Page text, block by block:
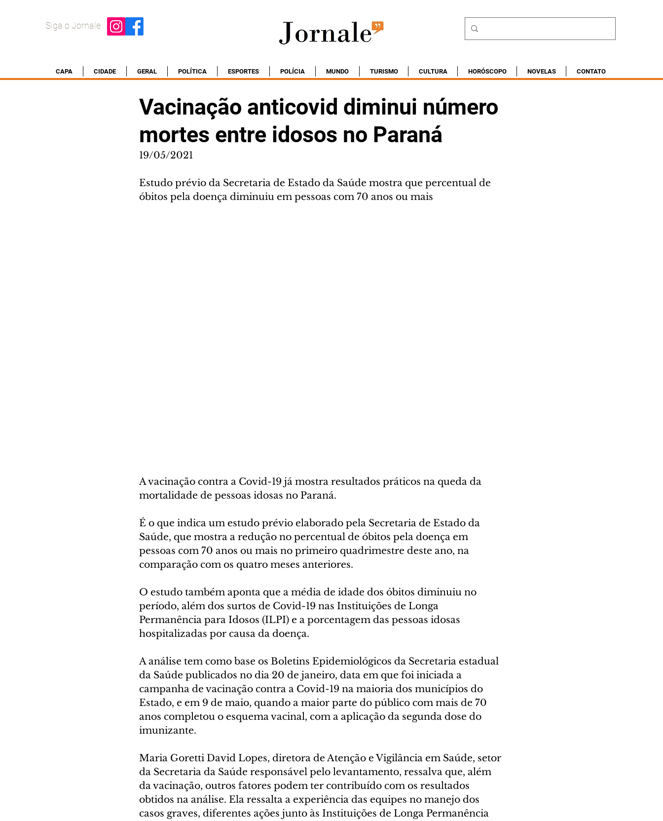
Siga o Jornale
CAPA CIDADE GERAL POLÍTICA ESPORTES POLÍCIA MUNDO TURISMO CULTURA HORÓSCOPO NOVELAS CONTATO
Vacinação anticovid diminui número
mortes entre idosos no Paraná
19/05/2021
Estudo prévio da Secretaria de Estado da Saúde mostra que percentual de
óbitos pela doença diminuiu em pessoas com 70 anos ou mais
A vacinação contra a Covid-19 já mostra resultados práticos na queda da
mortalidade de pessoas idosas no Paraná.
É o que indica um estudo prévio elaborado pela Secretaria de Estado da
Saúde, que mostra a redução no percentual de óbitos pela doença em
pessoas com 70 anos ou mais no primeiro quadrimestre deste ano, na
comparação com os quatro meses anteriores.
O estudo também aponta que a média de idade dos óbitos diminuiu no
período, além dos surtos de Covid-19 nas Instituições de Longa
Permanência para Idosos (ILPI) e a porcentagem das pessoas idosas
hospitalizadas por causa da doença.
A análise tem como base os Boletins Epidemiológicos da Secretaria estadual
da Saúde publicados no dia 20 de janeiro, data em que foi iniciada a
campanha de vacinação contra a Covid-19 na maioria dos municípios do
Estado, e em 9 de maio, quando a maior parte do público com mais de 70
anos completou o esquema vacinal, com a aplicação da segunda dose do
imunizante.
Maria Goretti David Lopes, diretora de Atenção e Vigilância em Saúde, setor
da Secretaria da Saúde responsável pelo levantamento, ressalva que, além
da vacinação, outros fatores podem ter contribuído com os resultados
obtidos na análise. Ela ressalta a experiência das equipes no manejo dos
casos graves, diferentes ações junto às Instituições de Longa Permanência